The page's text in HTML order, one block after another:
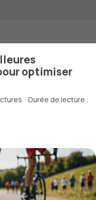
optimiser
· Durée de lecture :